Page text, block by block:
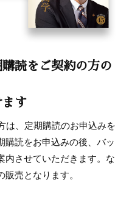
読をご契約の方の
す
は、定期購読のお申込みを
購読をお申込みの後、バッ
内させていただきます。な
売となります。